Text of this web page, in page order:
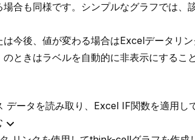
合も同様です。シンプルなグラフでは、
今後、値が変わる場合はExcelデータリ
ときはラベルを自動的に非表示にするこ
データを読み取り、Excel IF関数を適用し